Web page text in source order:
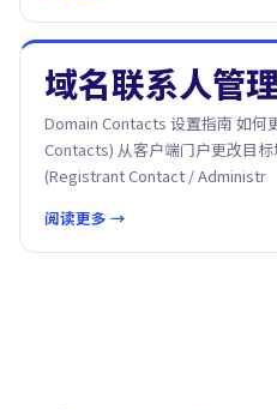
域名联系人管
Domain Contacts 设置指南 如何
Contacts) 从客户端门户更改目
(Registrant Contact / Administr
阅读更多 →